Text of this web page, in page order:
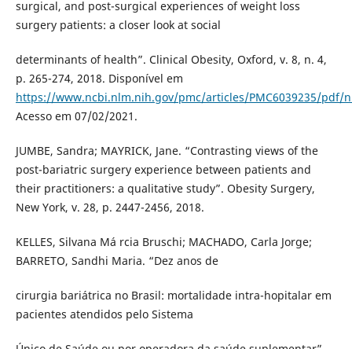
surgical, and post-surgical experiences of weight loss
surgery patients: a closer look at social
determinants of health”. Clinical Obesity, Oxford, v. 8, n. 4,
p. 265-274, 2018. Disponível em
https://www.ncbi.nlm.nih.gov/pmc/articles/PMC6039235/pdf/
Acesso em 07/02/2021.
JUMBE, Sandra; MAYRICK, Jane. “Contrasting views of the
post-bariatric surgery experience between patients and
their practitioners: a qualitative study”. Obesity Surgery,
New York, v. 28, p. 2447-2456, 2018.
KELLES, Silvana Má rcia Bruschi; MACHADO, Carla Jorge;
BARRETO, Sandhi Maria. “Dez anos de
cirurgia bariátrica no Brasil: mortalidade intra-hopitalar em
pacientes atendidos pelo Sistema